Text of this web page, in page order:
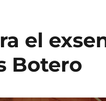
el
Botero